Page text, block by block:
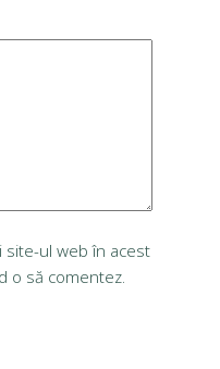
site-ul web în acest
o să comentez.